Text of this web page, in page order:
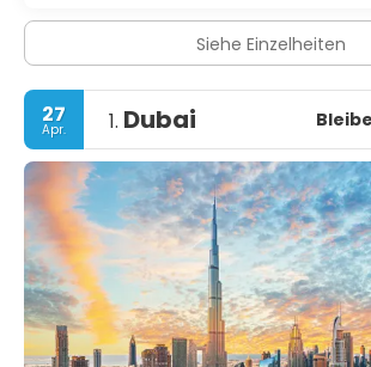
Siehe Einzelheiten
27
Apr. 1. Dubai